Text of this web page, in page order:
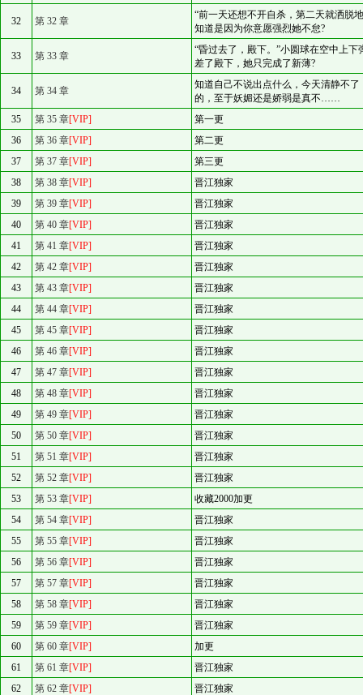
32 第 32 章
“前一天还想不开自杀，第二天就洒
知道是因为你意愿强烈她不怠?
33 第 33 章
“昏过去了，殿下。”小圆球在空中上
差了殿下，她只完成了新薄?
34 第 34 章
知道自己不说出点什么，今天清静不
的，至于妖媚还是娇弱是真不……
35
第 35 章[VIP]
第一更
36
第 36 章[VIP]
第二更
37
第 37 章[VIP]
第三更
38
第 38 章[VIP]
晋江独家
39
第 39 章[VIP]
晋江独家
40
第 40 章[VIP]
晋江独家
41
第 41 章[VIP]
晋江独家
42
第 42 章[VIP]
晋江独家
43
第 43 章[VIP]
晋江独家
44
第 44 章[VIP]
晋江独家
45
第 45 章[VIP]
晋江独家
46
第 46 章[VIP]
晋江独家
47
第 47 章[VIP]
晋江独家
48
第 48 章[VIP]
晋江独家
49
第 49 章[VIP]
晋江独家
50
第 50 章[VIP]
晋江独家
51
第 51 章[VIP]
晋江独家
52
第 52 章[VIP]
晋江独家
53
第 53 章[VIP]
收藏2000加更
54
第 54 章[VIP]
晋江独家
55
第 55 章[VIP]
晋江独家
56
第 56 章[VIP]
晋江独家
57
第 57 章[VIP]
晋江独家
58
第 58 章[VIP]
晋江独家
59
第 59 章[VIP]
晋江独家
60
第 60 章[VIP]
加更
61
第 61 章[VIP]
晋江独家
62
第 62 章[VIP] 晋江独家